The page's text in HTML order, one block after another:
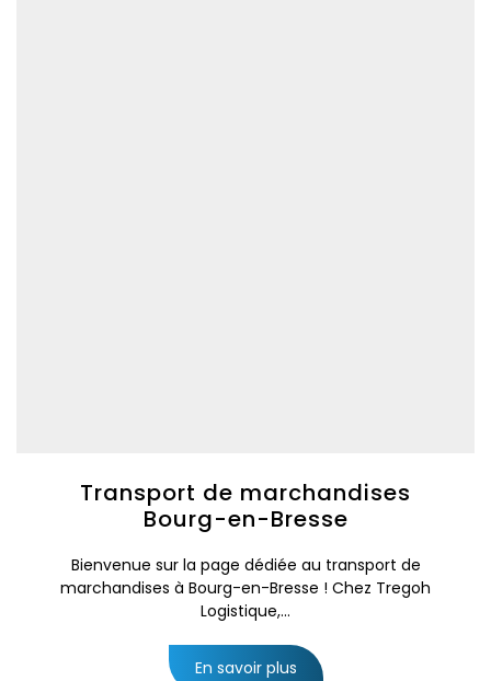
Transport de marchandises
Bourg-en-Bresse
Bienvenue sur la page dédiée au transport de
marchandises à Bourg-en-Bresse ! Chez Tregoh
Logistique,...
En savoir plus